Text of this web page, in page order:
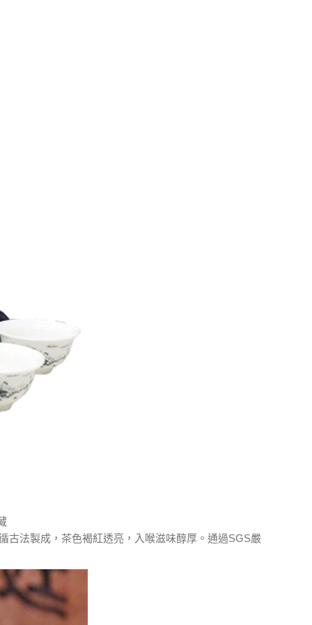
古法製成，茶色褐紅透亮，入喉滋味醇厚。通過SGS嚴